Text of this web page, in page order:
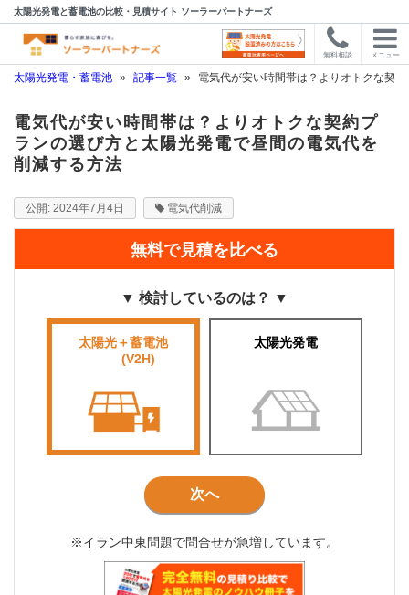
太陽光発電と蓄電池の比較・見積サイト ソーラーパートナーズ
無料相談 メニュー
太陽光発電・蓄電池 » 記事一覧 » 電気代が安い時間帯は？よりオトクな契
電気代が安い時間帯は？よりオトクな契約プ
ランの選び方と太陽光発電で昼間の電気代を
削減する方法
2024年7月4日 電気代削減
無料で見積を比べる
▼ 検討しているのは？ ▼
太陽光＋蓄電池
(V2H)
太陽光発電
次へ
※イラン中東問題で問合せが急増しています。